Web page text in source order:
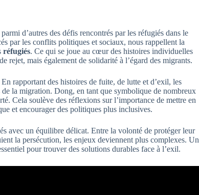
d’autres des défis rencontrés par les réfugiés dans le
par les conflits politiques et sociaux, nous rappellent la
réfugiés. Ce qui se joue au cœur des histoires individuelles
rejet, mais également de solidarité à l’égard des migrants.
rapportant des histoires de fuite, de lutte et d’exil, les
la migration. Dong, en tant que symbolique de nombreux
Cela soulève des réflexions sur l’importance de mettre en
et encourager des politiques plus inclusives.
avec un équilibre délicat. Entre la volonté de protéger leur
la persécution, les enjeux deviennent plus complexes. Un
pour trouver des solutions durables face à l’exil.